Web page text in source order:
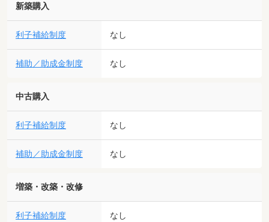
新築購入
利子補給制度 なし
補助／助成金制度 なし
中古購入
利子補給制度 なし
補助／助成金制度 なし
増築・改築・改修
利子補給制度 なし